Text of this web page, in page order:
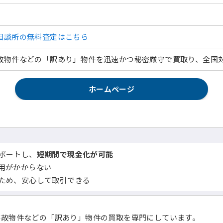
談所の無料査定はこちら
物件などの「訳あり」物件を迅速かつ秘密厳守で買取り、全国
ホームページ
トし、 短期間で現金化が可能
がかからない
め、安心して取引できる
物件などの「訳あり」物件の買取を専門にしています。